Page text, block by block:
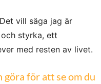
vill säga jag är
styrka, ett
med resten av livet.
göra för att se om du